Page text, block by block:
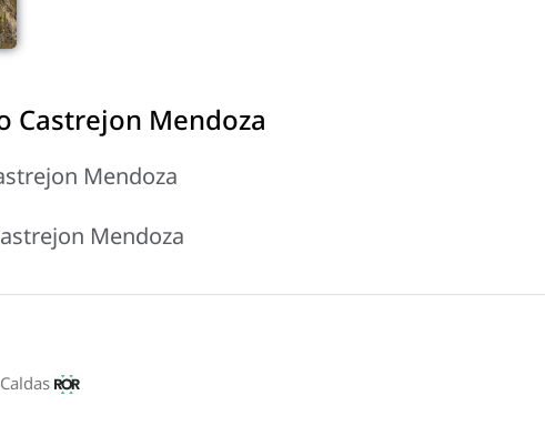
Castrejon Mendoza
Mendoza
Mendoza